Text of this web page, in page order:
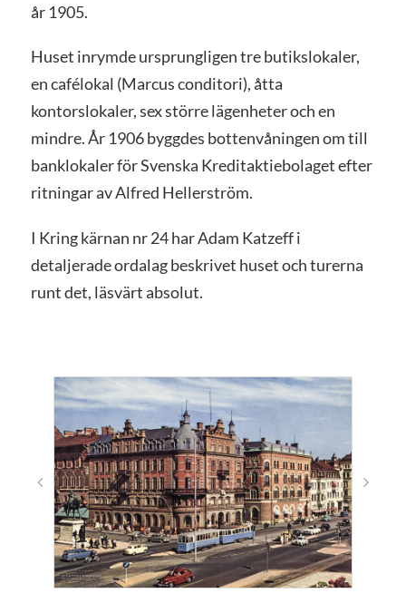
år 1905.
Huset inrymde ursprungligen tre butikslokaler,
en cafélokal (Marcus conditori), åtta
kontorslokaler, sex större lägenheter och en
mindre. År 1906 byggdes bottenvåningen om till
banklokaler för Svenska Kreditaktiebolaget efter
ritningar av Alfred Hellerström.
I Kring kärnan nr 24 har Adam Katzeff i
detaljerade ordalag beskrivet huset och turerna
runt det, läsvärt absolut.